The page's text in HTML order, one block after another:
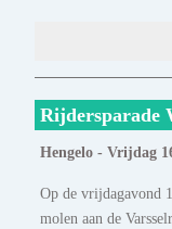
Rijdersparade
Hengelo - Vrijdag
Op de vrijdagavond
molen aan de